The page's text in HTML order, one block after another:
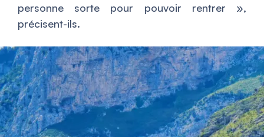
personne sorte pour pouvoir rentrer »,
précisent-ils.